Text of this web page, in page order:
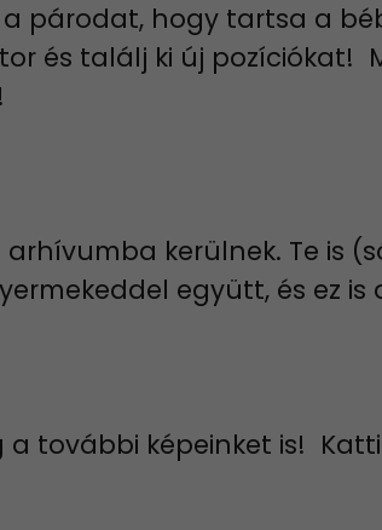
párodat, hogy tartsa a
és találj ki új pozíciókat!
arhívumba kerülnek. Te is
együtt, és ez is
a további képeinket is!